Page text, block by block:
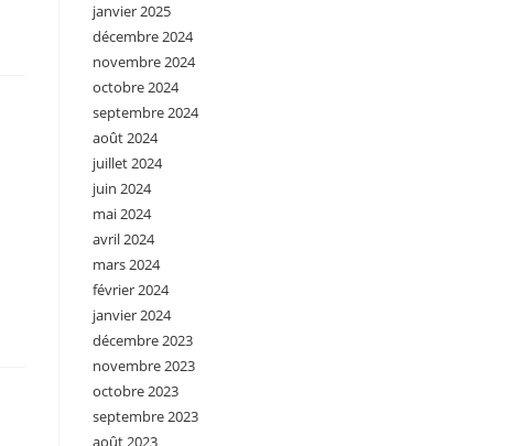
janvier 2025
décembre 2024
novembre 2024
octobre 2024
septembre 2024
août 2024
juillet 2024
juin 2024
mai 2024
avril 2024
mars 2024
février 2024
janvier 2024
décembre 2023
novembre 2023
octobre 2023
septembre 2023
août 2023